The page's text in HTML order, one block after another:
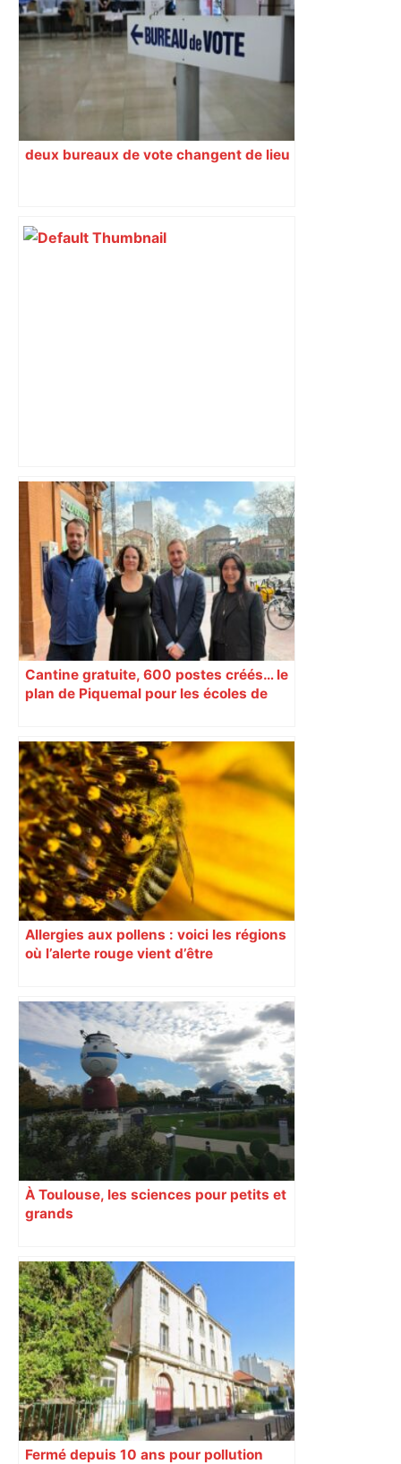
deux bureaux de vote changent de lieu
Capilla en bleu ciel pour combien de
temps encore ? Toulouse et l'UBB aux
aguets – Rugbynistere
Cantine gratuite, 600 postes créés… le
plan de Piquemal pour les écoles de
Allergies aux pollens : voici les régions
où l’alerte rouge vient d’être
À Toulouse, les sciences pour petits et
grands
Fermé depuis 10 ans pour pollution